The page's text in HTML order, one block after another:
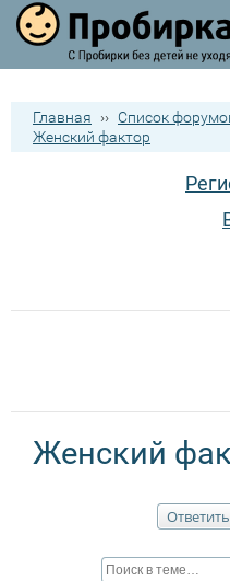
Главная ›› Список
Женский фактор
Женский
Ответить